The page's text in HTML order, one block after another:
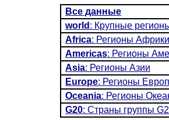
Все данные
world : Крупные
Africa: Регионы Африки
Americas: Регионы
Asia: Регионы Азии
Europe: Регионы
Oceania: Регионы
G20: Страны группы